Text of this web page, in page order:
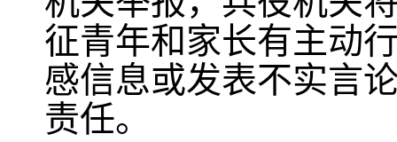
征青年和家长有主动
感信息或发表不实言
责任。